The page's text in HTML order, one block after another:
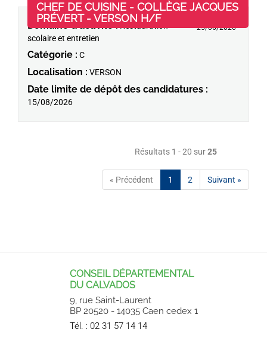
CHEF DE CUISINE - COLLÈGE JACQUES
PRÉVERT - VERSON H/F(Nouvelle fenêtre)
25/06/2026
Domaine d'activité :
scolaire et entretien
Catégorie : C
Localisation : VERSON
Date limite de dépôt des candidatures :
15/08/2026
Résultats 1 - 20 sur25
« Précédent 1 2 Suivant »
CONSEIL DÉPARTEMENTAL
DU CALVADOS
9, rue Saint-Laurent
BP 20520 - 14035 Caen cedex 1
Tél. : 02 31 57 14 14